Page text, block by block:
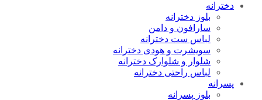
دخترانه
بلوز دخترانه
سارافون و دامن
لباس ست دخترانه
سویشرت و هودی دخترانه
شلوار و شلوارک دخترانه
لباس راحتی دخترانه
پسرانه
بلوز پسرانه